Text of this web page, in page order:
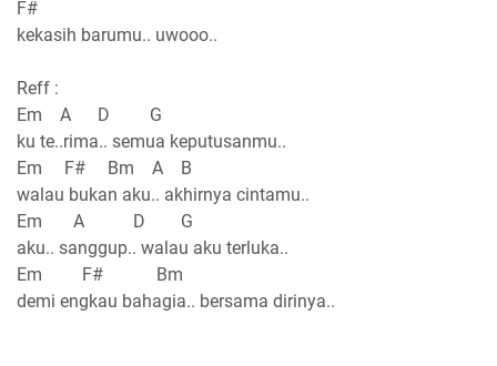
F#
kekasih barumu.. uwooo..
Reff :
Em A D G
ku te..rima.. semua keputusanmu..
Em F# Bm A B
walau bukan aku.. akhirnya cintamu..
Em A D G
aku.. sanggup.. walau aku terluka..
Em F# Bm
demi engkau bahagia.. bersama dirinya..